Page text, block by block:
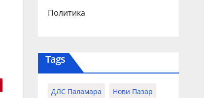
Политика
Tags
ДЛС Паламара Нови Пазар